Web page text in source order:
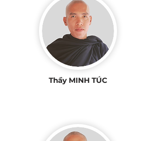
Thầy MINH TÚC